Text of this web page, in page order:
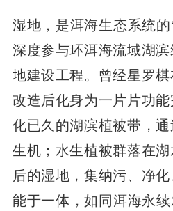
湿地，是洱海生态系统
深度参与环洱海流域湖
地建设工程。曾经星罗
改造后化身为一片片功
化已久的湖滨植被带，
生机；水生植被群落在
后的湿地，集纳污、净
能于一体，如同洱海永续